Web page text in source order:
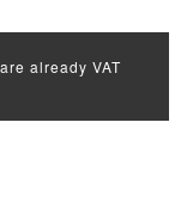
already VAT